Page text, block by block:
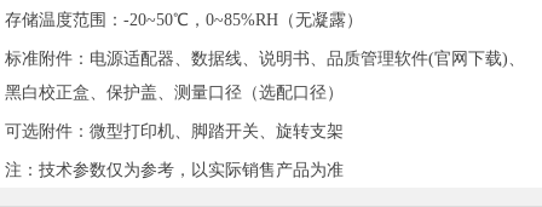
存储温度范围：-20~50℃，0~85%RH（无凝露）
标准附件：电源适配器、数据线、说明书、品质管理软件(官网下载)、
黑白校正盒、保护盖、测量口径（选配口径）
可选附件：微型打印机、脚踏开关、旋转支架
注：技术参数仅为参考，以实际销售产品为准